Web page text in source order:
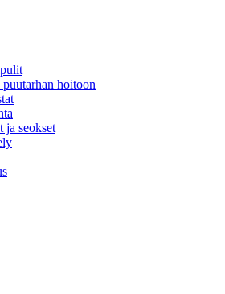
hoitoon
ja seokset